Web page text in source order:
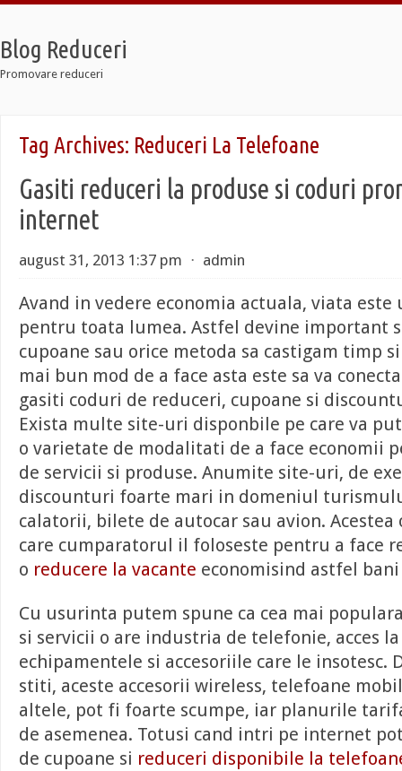
Blog Reduceri
Promovare reduceri
Taxi
Taxi
7
Tag Archives: Reduceri La Telefoane
Gasiti reduceri la produse si coduri
internet
august 31, 2013 1:37 pm ⋅ admin
Avand in vedere economia actuala, viata
pentru toata lumea. Astfel devine important
cupoane sau orice metoda sa castigam timp
mai bun mod de a face asta este sa va
gasiti coduri de reduceri, cupoane si
Exista multe site-uri disponbile pe care va
o varietate de modalitati de a face economii
de servicii si produse. Anumite site-uri, de
discounturi foarte mari in domeniul
calatorii, bilete de autocar sau avion. Acestea
care cumparatorul il foloseste pentru a face
o reducere la vacante economisind astfel
Cu usurinta putem spune ca cea mai
si servicii o are industria de telefonie, acces
echipamentele si accesoriile care le insotesc.
stiti, aceste accesorii wireless, telefoane
altele, pot fi foarte scumpe, iar planurile
de asemenea. Totusi cand intri pe internet
de cupoane si reduceri disponibile la